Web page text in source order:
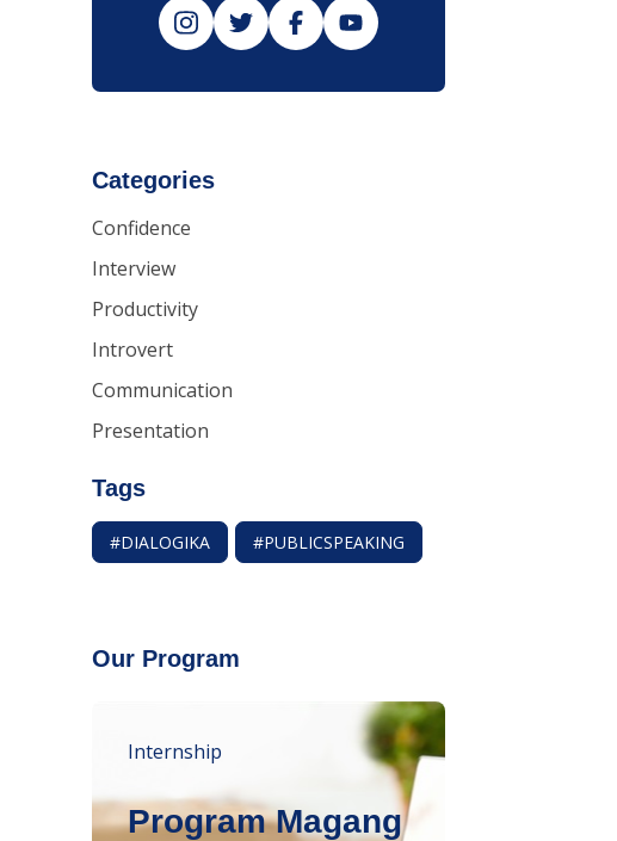
Categories
Confidence
Interview
Productivity
Introvert
Communication
Presentation
Tags
#DIALOGIKA #PUBLICSPEAKING
Our Program
Internship
Program Magang